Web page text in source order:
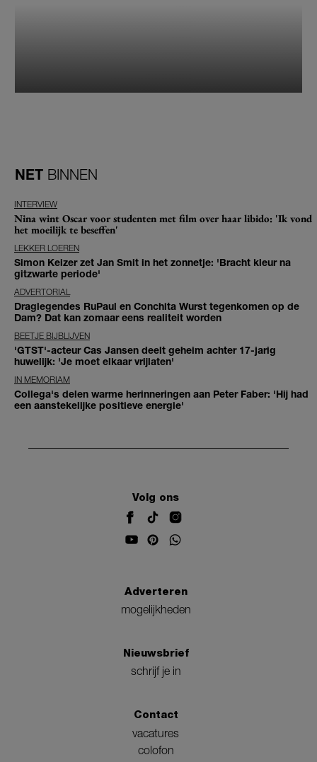
NET BINNEN
INTERVIEW
Nina wint Oscar voor studenten met film over haar libido: 'Ik vond
het moeilijk te beseffen'
LEKKER LOEREN
Simon Keizer zet Jan Smit in het zonnetje: 'Bracht kleur na
gitzwarte periode'
ADVERTORIAL
Draglegendes RuPaul en Conchita Wurst tegenkomen op de
Dam? Dat kan zomaar eens realiteit worden
BEETJE BIJBLIJVEN
'GTST'-acteur Cas Jansen deelt geheim achter 17-jarig
huwelijk: 'Je moet elkaar vrijlaten'
IN MEMORIAM
Collega's delen warme herinneringen aan Peter Faber: 'Hij had
een aanstekelijke positieve energie'
Volg ons
Adverteren
mogelijkheden
Nieuwsbrief
schrijf je in
Contact
vacatures
colofon